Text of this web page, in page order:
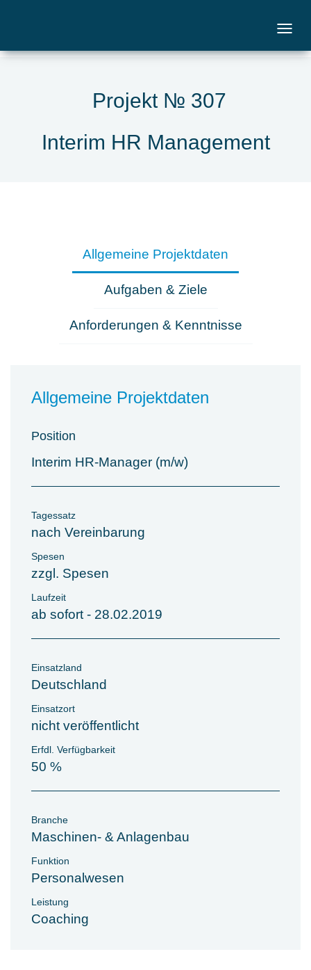
Projekt № 307
Interim HR Management
Allgemeine Projektdaten
Aufgaben & Ziele
Anforderungen & Kenntnisse
Allgemeine Projektdaten
Position
Interim HR-Manager (m/w)
Tagessatz
nach Vereinbarung
Spesen
zzgl. Spesen
Laufzeit
ab sofort - 28.02.2019
Einsatzland
Deutschland
Einsatzort
nicht veröffentlicht
Erfdl. Verfügbarkeit
50 %
Branche
Maschinen- & Anlagenbau
Funktion
Personalwesen
Leistung
Coaching